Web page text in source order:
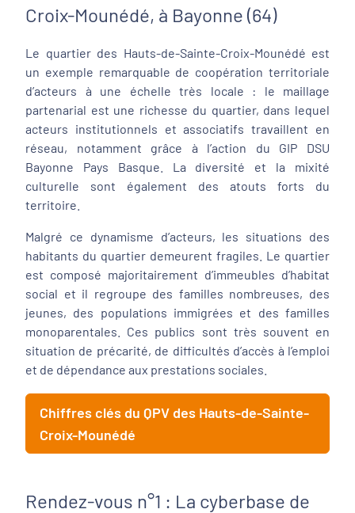
Croix-Mounédé, à Bayonne (64)
Le quartier des Hauts-de-Sainte-Croix-Mounédé est
un exemple remarquable de coopération territoriale
d’acteurs à une échelle très locale : le maillage
partenarial est une richesse du quartier, dans lequel
acteurs institutionnels et associatifs travaillent en
réseau, notamment grâce à l’action du GIP DSU
Bayonne Pays Basque. La diversité et la mixité
culturelle sont également des atouts forts du
territoire.
Malgré ce dynamisme d’acteurs, les situations des
habitants du quartier demeurent fragiles. Le quartier
est composé majoritairement d’immeubles d’habitat
social et il regroupe des familles nombreuses, des
jeunes, des populations immigrées et des familles
monoparentales. Ces publics sont très souvent en
situation de précarité, de difficultés d’accès à l’emploi
et de dépendance aux prestations sociales.
Chiffres clés du QPV des Hauts-de-Sainte-
Croix-Mounédé
Rendez-vous n°1 : La cyberbase de